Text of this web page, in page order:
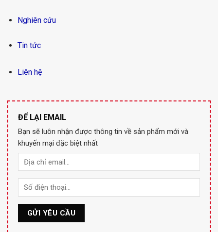
Nghiên cứu
Tin tức
Liên hệ
ĐỂ LẠI EMAIL
Bạn sẽ luôn nhận được thông tin về sản phẩm mới và
khuyến mại đặc biệt nhất